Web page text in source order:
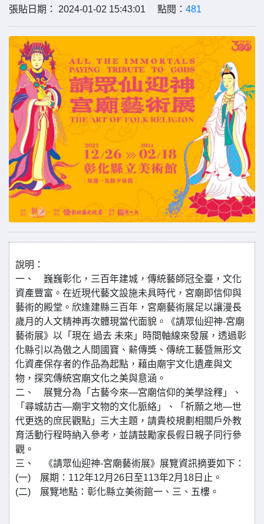
張貼日期： 2024-01-02 15:43:01 點閱： 481
說明：
一、 巍巍彰化，三百年建城，傳統藝師冠全臺，文化
資產豐富。在近現代藝文設施未具時代，宮廟即信仰與
藝術的殿堂。欣逢建縣三百年，宮廟藝術展足以讓漫長
歲月的人文精神再次體現當代面貌。《請眾仙迎神-宮廟
藝術展》以「現在 過去 未來」時間軸線來發展，透過彰
化縣引以為傲之人間國寶、薪傳獎、傳統工藝暨無形文
化資產保存者的作品為起點，藉由廟宇文化遺產與文
物，探究傳統宮廟文化之美與意涵。
二、 展覽分為「古藝今來—宮廟信仰的美學詮釋」、
「尋城訪古—廟宇文物的文化脈絡」、「祈願之地—世
代更迭的庶民觀點」三大主題，請貴校規劃相關戶外教
育活動行程時納入參考，並請鼓勵家長假日親子同行參
觀。
三、 《請眾仙迎神-宮廟藝術展》展覽資訊摘要如下：
(一) 展期：112年12月26日至113年2月18日止。
(二) 展覽地點：彰化縣立美術館一、三、五樓。